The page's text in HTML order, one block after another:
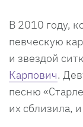
В 2010 году,
певческую
и звездой
Карпович.
песню
их сблизила,